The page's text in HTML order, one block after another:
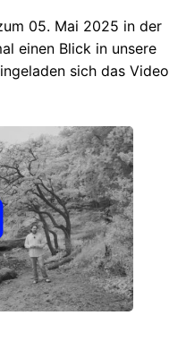
05. Mai 2025 in der
einen Blick in unsere
sich das Video